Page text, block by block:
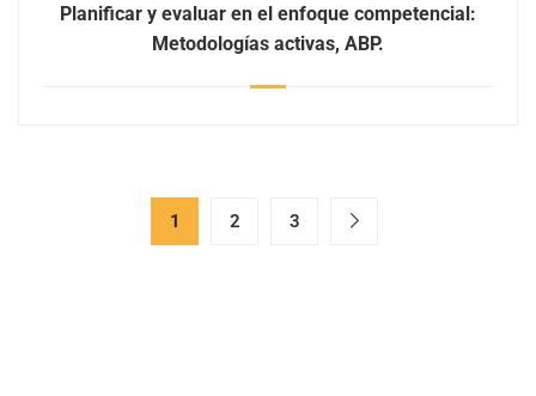
Planificar y evaluar en el enfoque competencial:
Metodologías activas, ABP.
1 2 3